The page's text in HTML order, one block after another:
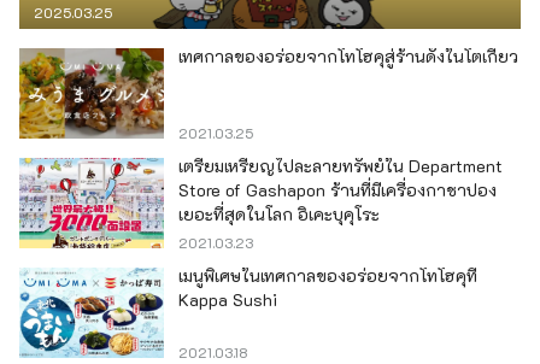
2025.03.25
เทศกาลของอร่อยจากโทโฮคุสู่ร้านดังในโตเกียว
2021.03.25
เตรียมเหรียญไปละลายทรัพย์ใน Department
Store of Gashapon ร้านที่มีเครื่องกาชาปอง
เยอะที่สุดในโลก อิเคะบุคุโระ
2021.03.23
เมนูพิเศษในเทศกาลของอร่อยจากโทโฮคุที่
Kappa Sushi
2021.03.18